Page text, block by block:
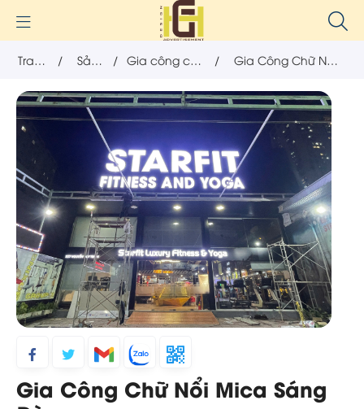
Trang
chủ
/
Sản
phẩm
/
Gia công chữ
Mica, Alu
/
Gia Công Chữ Nổi
Mica Sáng Đèn
Gia Công Chữ Nổi Mica Sáng